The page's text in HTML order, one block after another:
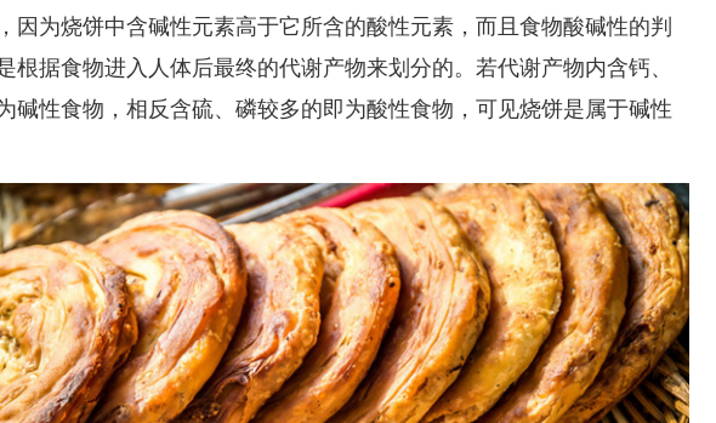
为烧饼中含碱性元素高于它所含的酸性元素，而且食物酸碱性的判
根据食物进入人体后最终的代谢产物来划分的。若代谢产物内含钙、
碱性食物，相反含硫、磷较多的即为酸性食物，可见烧饼是属于碱性